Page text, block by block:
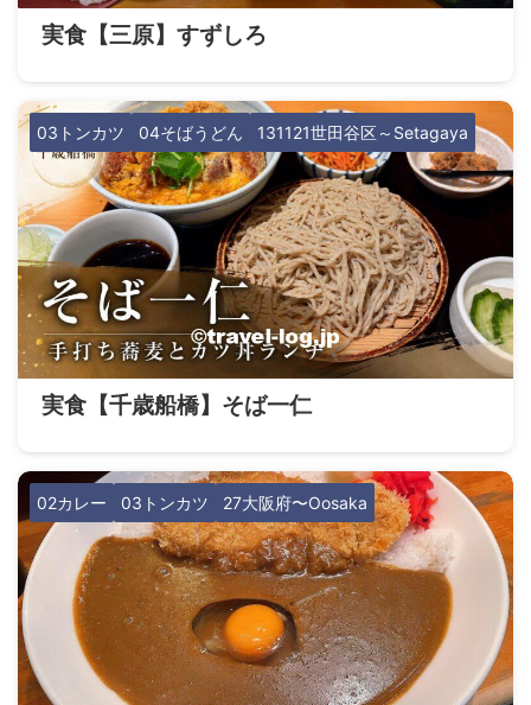
実食【三原】すずしろ
03トンカツ 04そばうどん 131121世田谷区～Setagaya
実食【千歳船橋】そば一仁
02カレー 03トンカツ 27大阪府〜Oosaka